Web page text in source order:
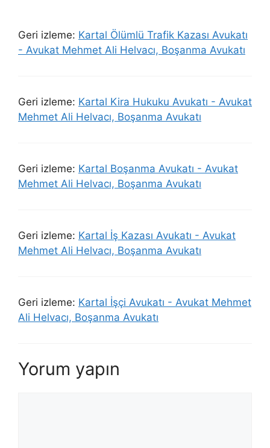
Geri izleme: Kartal Ölümlü Trafik Kazası Avukatı
- Avukat Mehmet Ali Helvacı, Boşanma Avukatı
Geri izleme: Kartal Kira Hukuku Avukatı - Avukat
Mehmet Ali Helvacı, Boşanma Avukatı
Geri izleme: Kartal Boşanma Avukatı - Avukat
Mehmet Ali Helvacı, Boşanma Avukatı
Geri izleme: Kartal İş Kazası Avukatı - Avukat
Mehmet Ali Helvacı, Boşanma Avukatı
Geri izleme: Kartal İşçi Avukatı - Avukat Mehmet
Ali Helvacı, Boşanma Avukatı
Yorum yapın